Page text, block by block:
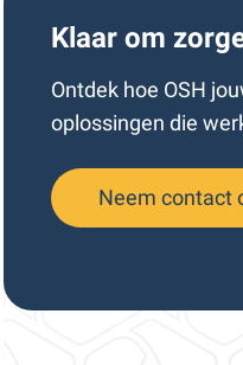
Klaar om
Ontdek hoe OSH
oplossingen die
Neem contact